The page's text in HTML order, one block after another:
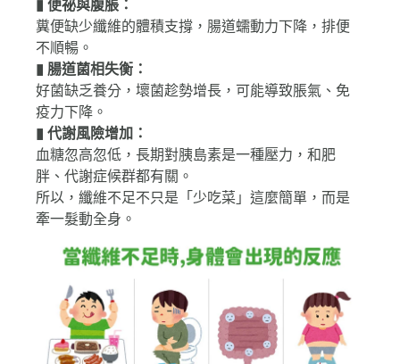
▮ 便祕與腹脹：
糞便缺少纖維的體積支撐，腸道蠕動力下降，排便
不順暢。
▮ 腸道菌相失衡：
好菌缺乏養分，壞菌趁勢增長，可能導致脹氣、免
疫力下降。
▮ 代謝風險增加：
血糖忽高忽低，長期對胰島素是一種壓力，和肥
胖、代謝症候群都有關。
所以，纖維不足不只是「少吃菜」這麼簡單，而是
牽一髮動全身。